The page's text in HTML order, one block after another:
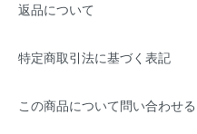
返品について
特定商取引法に基づく表記
この商品について問い合わせる